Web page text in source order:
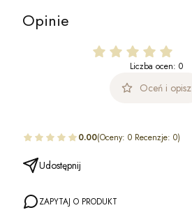
Opinie
Liczba ocen: 0
Oceń i opisz
0.00(Oceny: 0 Recenzje: 0)
Udostępnij
ZAPYTAJ O PRODUKT